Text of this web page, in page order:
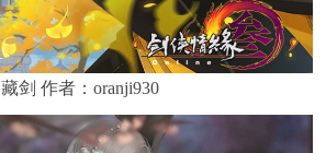
藏剑 作者：oranji930